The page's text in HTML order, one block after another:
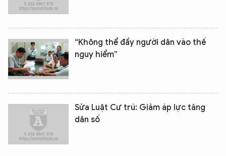
“Không thể đẩy người dân vào thế
nguy hiểm”
Sửa Luật Cư trú: Giảm áp lực tăng
dân số